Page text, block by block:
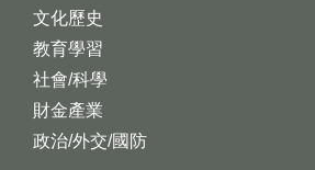
文化歷史
教育學習
社會/科學
財金產業
政治/外交/國防